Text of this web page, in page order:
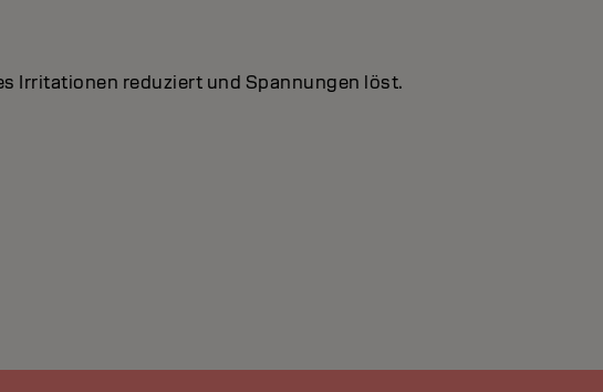
Irritationen reduziert und Spannungen löst.